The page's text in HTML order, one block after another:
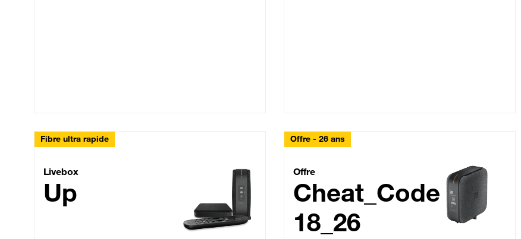
Fibre ultra rapide
Livebox Up Fibre
Livebox
Up
Offre - 26 ans
Cheat_Code Fibre_18_26
Offre
Cheat_Code
18_26